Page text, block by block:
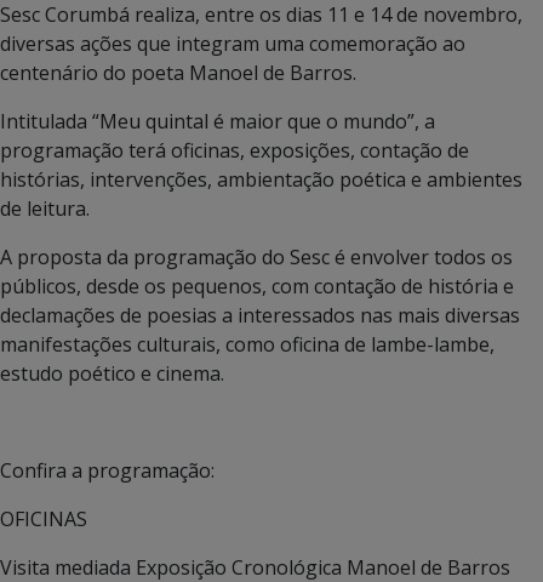
Sesc Corumbá realiza, entre os dias 11 e 14 de novembro,
diversas ações que integram uma comemoração ao
centenário do poeta Manoel de Barros.
Intitulada “Meu quintal é maior que o mundo”, a
programação terá oficinas, exposições, contação de
histórias, intervenções, ambientação poética e ambientes
de leitura.
A proposta da programação do Sesc é envolver todos os
públicos, desde os pequenos, com contação de história e
declamações de poesias a interessados nas mais diversas
manifestações culturais, como oficina de lambe-lambe,
estudo poético e cinema.
Confira a programação:
OFICINAS
Visita mediada Exposição Cronológica Manoel de Barros